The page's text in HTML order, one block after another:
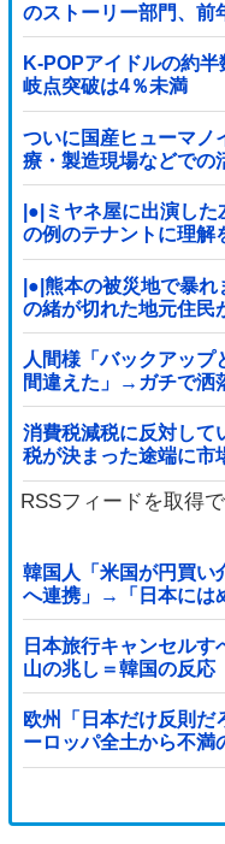
のストーリー部門、前
K-POPアイドルの約
岐点突破は4％未満
ついに国産ヒューマノ
療・製造現場などでの
|●|ミヤネ屋に出演し
の例のテナントに理
|●|熊本の被災地で暴
の緒が切れた地元住
人間様「バックアップ
間違えた」→ガチで洒
消費税減税に反対して
税が決まった途端に
RSSフィードを取得
韓国人「米国が円買い
へ連携」→「日本には
「ウォンも救ってくれ
日本旅行キャンセル
山の兆し＝韓国の反応
欧州「日本だけ反則
ーロッパ全土から不満